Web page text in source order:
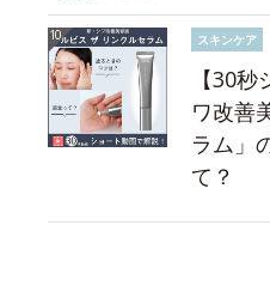
スキンケア
【30
ワ改善
ラム」
て？